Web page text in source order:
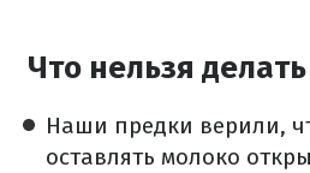
Что нельзя
Наши предки верили,
оставлять молоко